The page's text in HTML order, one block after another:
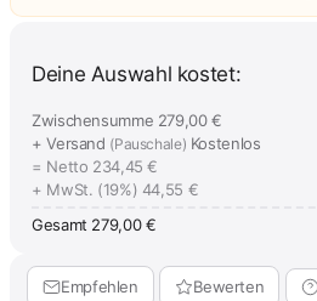
Deine Auswahl kostet:
Zwischensumme 279,00 €
+ Versand (Pauschale) Kostenlos
= Netto 234,45 €
+ MwSt. (19%) 44,55 €
Gesamt 279,00 €
Empfehlen Bewerten